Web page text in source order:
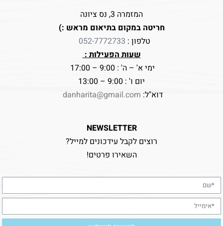
המזמרה 3, נס ציונה
חריטה במקום בתיאום מראש :)
טלפון : 052-7772733
שעות הפעילות :
ימי א' – ה' : 9:00 – 17:00
יום ו' : 9:00 – 13:00
דוא"ל: danharita@gmail.com
NEWSLETTER
רוצים לקבל עידכונים למייל?
השאירו פרטים!